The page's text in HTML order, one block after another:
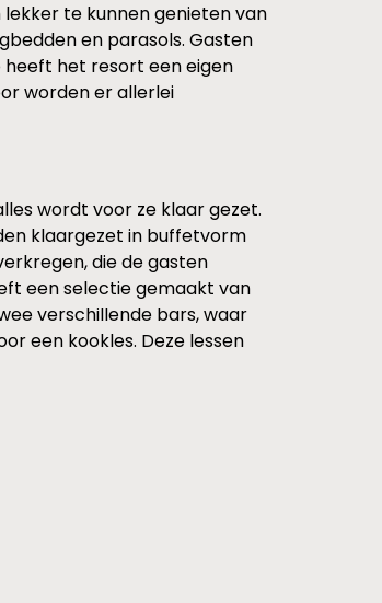
te kunnen genieten van
en parasols. Gasten
heeft het resort een eigen
worden er allerlei
wordt voor ze klaar gezet.
klaargezet in buffetvorm
die de gasten
een selectie gemaakt van
verschillende bars, waar
een kookles. Deze lessen